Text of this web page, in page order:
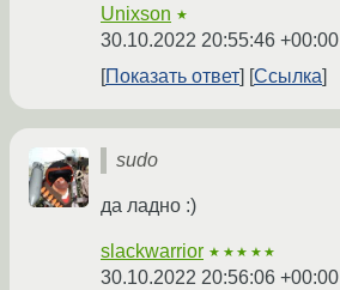
Unixson ★
30.10.2022 20:55:46 +00:00
Показать ответ
Ссылка
sudo
да ладно :)
slackwarrior ★★★★★
30.10.2022 20:56:06 +00:00